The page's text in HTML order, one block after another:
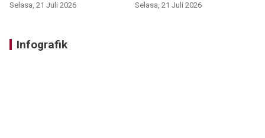
Selasa, 21 Juli 2026 Selasa, 21 Juli 2026
Infografik